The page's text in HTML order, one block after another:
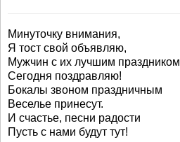
Минуточку внимания,
Я тост свой объявляю,
Мужчин с их лучшим праздником
Сегодня поздравляю!
Бокалы звоном праздничным
Веселье принесут.
И счастье, песни радости
Пусть с нами будут тут!